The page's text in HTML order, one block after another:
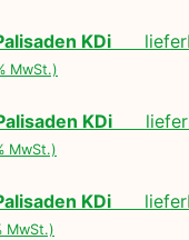
KDi
MwSt.)
KDi
MwSt.)
KDi
MwSt.)